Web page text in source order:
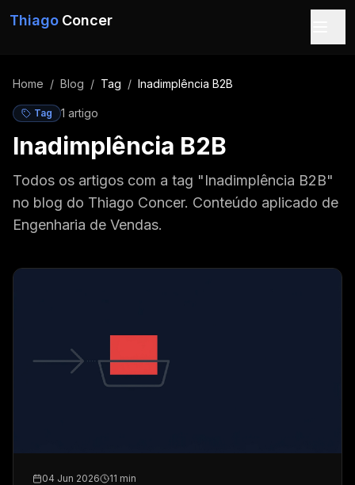
Thiago Concer
Home / Blog / Tag / Inadimplência B2B
Tag 1 artigo
Inadimplência B2B
Todos os artigos com a tag "Inadimplência B2B"
no blog do Thiago Concer. Conteúdo aplicado de
Engenharia de Vendas.
04 Jun 2026 11 min